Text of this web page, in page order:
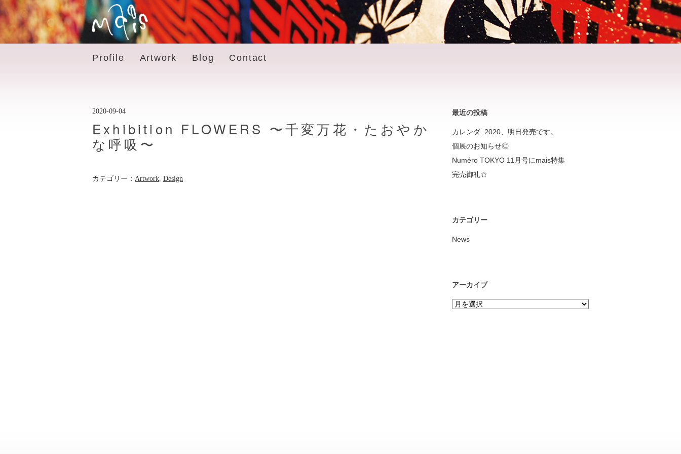
Profile Artwork Blog Contact
2020-09-04
Exhibition FLOWERS 〜千変万花・たおやか
な呼吸〜
カテゴリー： Artwork, Design
最近の投稿
カレンダ−2020、明日発売です。
個展のお知らせ◎
Numéro TOKYO 11月号にmais特集
完売御礼☆
カテゴリー
News
アーカイブ